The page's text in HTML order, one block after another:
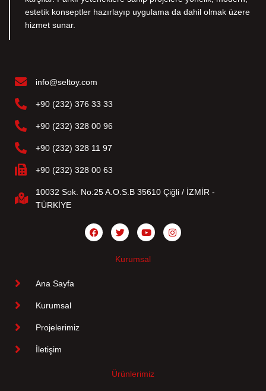
estetik konseptler hazırlayıp uygulama da dahil olmak üzere
hizmet sunar.
info@seltoy.com
+90 (232) 376 33 33
+90 (232) 328 00 96
+90 (232) 328 11 97
+90 (232) 328 00 63
10032 Sok. No:25 A.O.S.B 35610 Çiğli / İZMİR -
TÜRKİYE
Kurumsal
Ana Sayfa
Kurumsal
Projelerimiz
İletişim
Ürünlerimiz